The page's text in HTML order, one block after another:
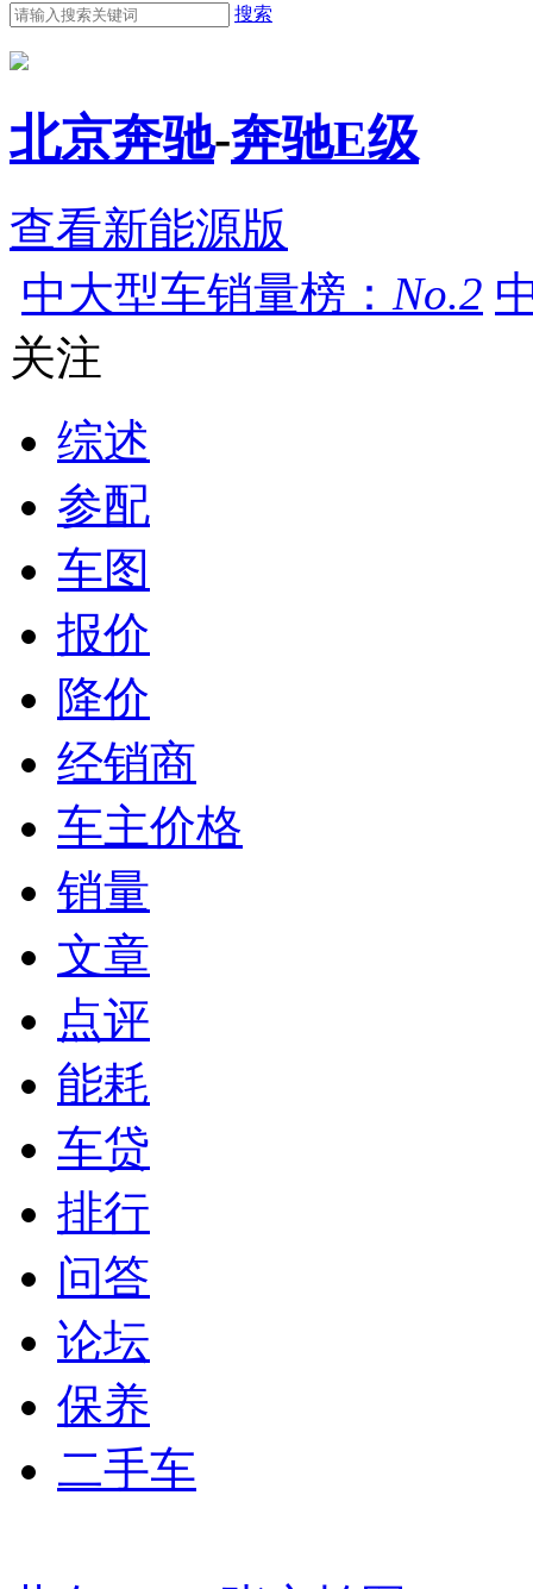
搜索
北京奔驰-奔驰E级
查看新能源版
中大型车销量榜： No.2
关注
综述
参配
车图
报价
降价
经销商
车主价格
销量
文章
点评
能耗
车贷
排行
问答
论坛
保养
二手车